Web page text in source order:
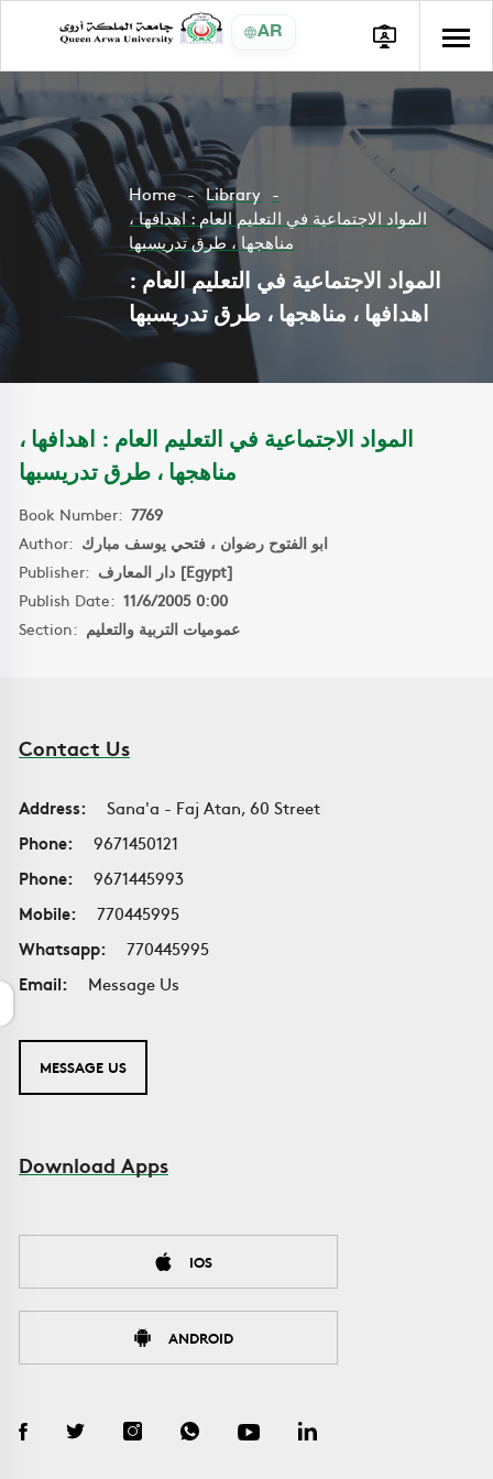
AR
Home
Library
المواد الاجتماعية في التعليم العام : اهدافها ،
مناهجها ، طرق تدريسبها
المواد الاجتماعية في التعليم العام :
اهدافها ، مناهجها ، طرق تدريسبها
المواد الاجتماعية في التعليم العام : اهدافها ،
مناهجها ، طرق تدريسبها
Book Number: 7769
Author: ابو الفتوح رضوان ، فتحي يوسف مبارك
Publisher:
دار المعارف [Egypt]
Publish Date: 11/6/2005 0:00
Section: عموميات التربية والتعليم
Contact Us
Address:
Sana'a - Faj Atan, 60 Street
Phone:
9671450121
Phone:
9671445993
Mobile:
770445995
Whatsapp:
770445995
Email:
Message Us
MESSAGE US
Download Apps
IOS
ANDROID